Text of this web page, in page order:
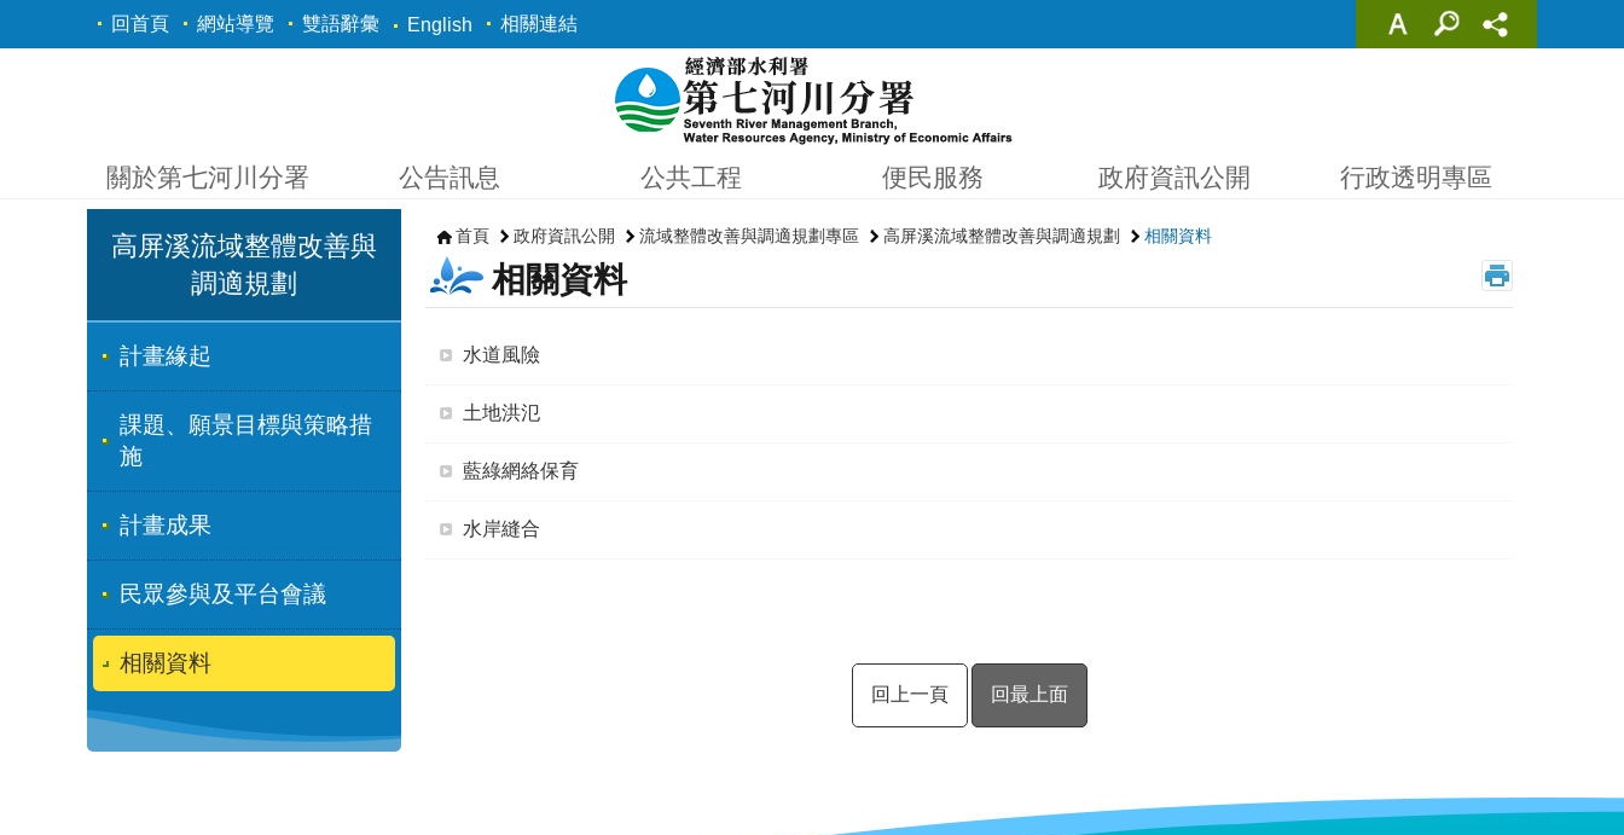
跳到主要內容區塊
回首頁 網站導覽 雙語辭彙 English 相關連結
關於第七河川分署 公告訊息 公共工程 便民服務 政府資訊公開 行政透明專區
高屏溪流域整體改善與
調適規劃
計畫緣起
課題、願景目標與策略措
施
計畫成果
民眾參與及平台會議
相關資料
首頁 政府資訊公開 流域整體改善與調適規劃專區 高屏溪流域整體改善與調適規劃 相關資料
相關資料
水道風險
土地洪氾
藍綠網絡保育
水岸縫合
回上一頁 回最上面